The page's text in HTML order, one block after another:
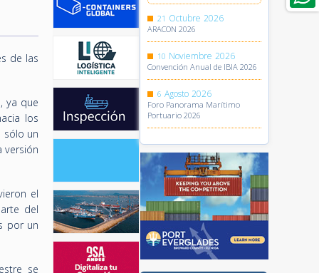
de las
ya que
los
sólo un
versión
el
del
por un
se
21 Octubre 2026
ARACON 2026
10 Noviembre 2026
Convención Anual de IBIA 2026
6 Agosto 2026
Foro Panorama Marítimo
Portuario 2026